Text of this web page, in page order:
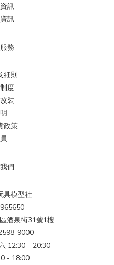
訊
訊
務
細則
度
裝
政策
們
具模型社
酒泉街31號1樓
9000
12:30 - 20:30
- 18:00